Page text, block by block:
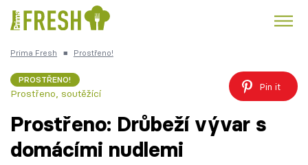
Česká kuchyně
Prima Fresh ■ Prostřeno!
PROSTŘENO!
Prostřeno, soutěžící
Pin it
Prostřeno: Drůbeží vývar s
domácími nudlemi